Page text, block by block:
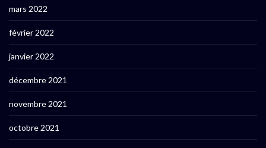
mars 2022
février 2022
janvier 2022
décembre 2021
novembre 2021
octobre 2021